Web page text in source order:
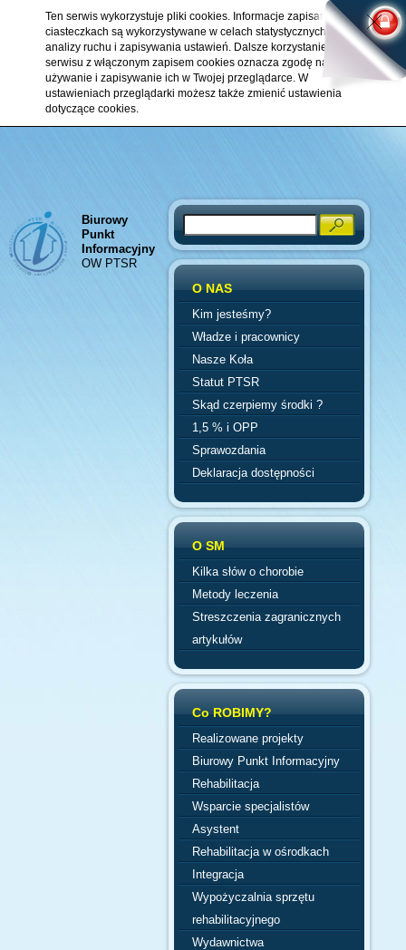
Ten serwis wykorzystuje pliki cookies. Informacje zapisane w
ciasteczkach są wykorzystywane w celach statystycznych,
analizy ruchu i zapisywania ustawień. Dalsze korzystanie z
serwisu z włączonym zapisem cookies oznacza zgodę na ich
używanie i zapisywanie ich w Twojej przeglądarce. W
ustawieniach przeglądarki możesz także zmienić ustawienia
dotyczące cookies.
Biurowy
Punkt
Informacyjny
OW PTSR
Search
O NAS
Kim jesteśmy?
Władze i pracownicy
Nasze Koła
Statut PTSR
Skąd czerpiemy środki ?
1,5 % i OPP
Sprawozdania
Deklaracja dostępności
O SM
Kilka słów o chorobie
Metody leczenia
Streszczenia zagranicznych
artykułów
Co ROBIMY?
Realizowane projekty
Biurowy Punkt Informacyjny
Rehabilitacja
Wsparcie specjalistów
Asystent
Rehabilitacja w ośrodkach
Integracja
Wypożyczalnia sprzętu
rehabilitacyjnego
Wydawnictwa